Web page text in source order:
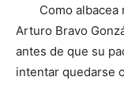
Como
Arturo Bravo
antes de que su
intentar quedarse